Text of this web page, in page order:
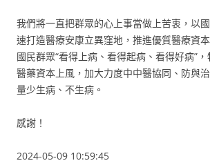
我們將一直把群眾的心上事當做上苦衷，以
速打造醫療安康立異窪地，推進優質醫療資
國民群眾“看得上病、看得起病、看得好病”
醫藥資本上風，加大力度中中醫協同、防與
量少生病、不生病。
感謝！
2024-05-09 10:59:45